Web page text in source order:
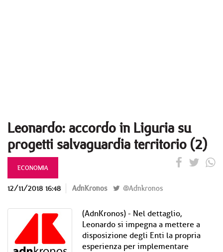
Leonardo: accordo in Liguria su
progetti salvaguardia territorio (2)
ECONOMIA
12/11/2018 16:48 AdnKronos @Adnkronos
(AdnKronos) - Nel dettaglio,
Leonardo si impegna a mettere a
disposizione degli Enti la propria
esperienza per implementare